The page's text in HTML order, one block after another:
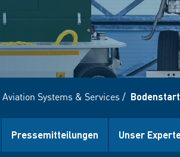
Aviation Systems & Services /
Pressemitteilungen Unser